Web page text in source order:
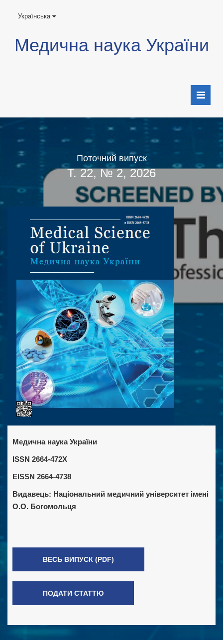
Українська
Медична наука України
Поточний випуск
Т. 22, № 2, 2026
Медична наука України
ISSN 2664-472X
EISSN 2664-4738
Видавець: Національний медичний університет імені
О.О. Богомольця
ВЕСЬ ВИПУСК (PDF)
ПОДАТИ СТАТТЮ